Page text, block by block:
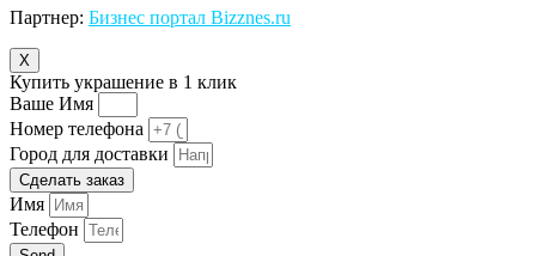
Партнер: Бизнес портал Bizznes.ru
X
Купить украшение в 1 клик
Ваше Имя
Номер телефона
Город для доставки
Сделать заказ
Имя
Телефон